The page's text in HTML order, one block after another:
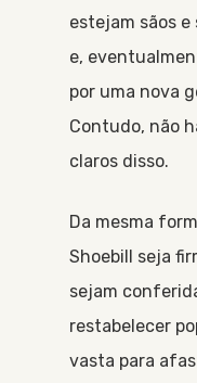
estejam sãos
e,
por uma nova
Contudo, não
claros disso.
Da mesma
Shoebill seja
sejam
restabelecer
vasta para